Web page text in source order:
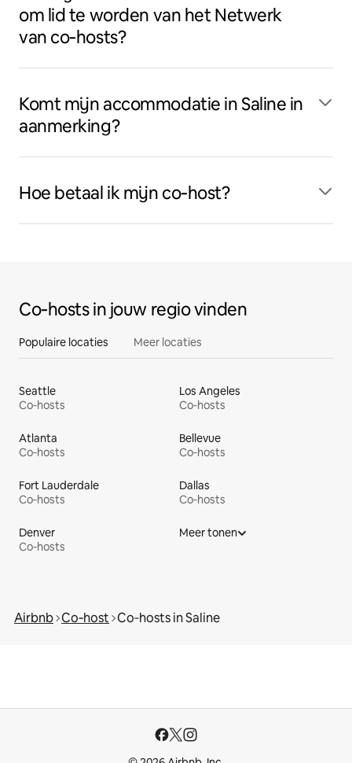
om lid te worden van het Netwerk
van co‑hosts?
Komt mijn accommodatie in Saline in
aanmerking?
Hoe betaal ik mijn co‑host?
Co‑hosts in jouw regio vinden
Populaire locaties Meer locaties
Seattle
Co‑hosts
Los Angeles
Co‑hosts
Atlanta
Co‑hosts
Bellevue
Co‑hosts
Fort Lauderdale
Co‑hosts
Dallas
Co‑hosts
Denver
Co‑hosts
Meer tonen
Airbnb Co‑host Co‑hosts in Saline